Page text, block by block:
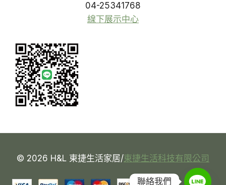
04-25341768
線下展示中心
© 2026 H&L 東捷生活家居/東捷生活科技有限公司
聯絡我們